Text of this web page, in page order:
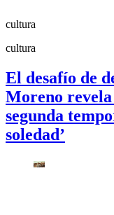
cultura
cultura
El desafío de
Moreno revela
segunda
soledad’